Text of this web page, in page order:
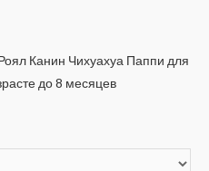
Канин Чихуахуа Паппи для
до 8 месяцев